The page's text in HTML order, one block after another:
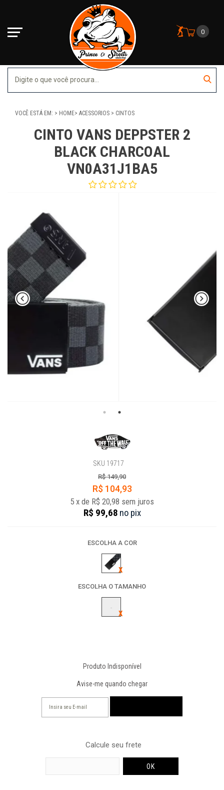
0
VOCÊ ESTÁ EM: HOME ACESSORIOS CINTOS
CINTO VANS DEPPSTER 2
BLACK CHARCOAL
VN0A31J1BA5
SKU 19717
R$ 149,90
R$ 104,93
5 x de R$ 20,98 sem juros
R$ 99,68 no pix
ESCOLHA A COR
ESCOLHA O TAMANHO
-
Produto Indisponível
Avise-me quando chegar
Calcule seu frete